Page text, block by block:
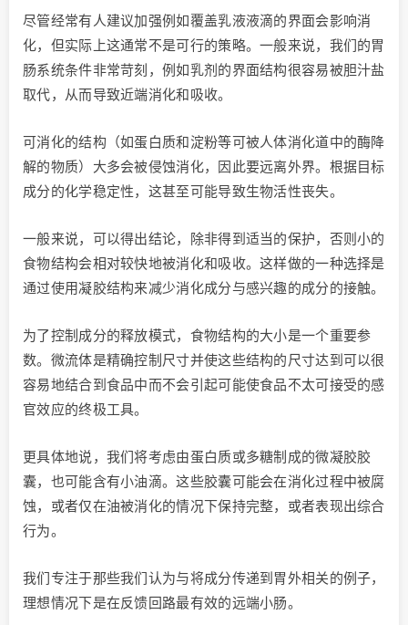
尽管经常有人建议加强例如覆盖乳液液滴的界面会影响消
化，但实际上这通常不是可行的策略。一般来说，我们的胃
肠系统条件非常苛刻，例如乳剂的界面结构很容易被胆汁盐
取代，从而导致近端消化和吸收。
可消化的结构（如蛋白质和淀粉等可被人体消化道中的酶降
解的物质）大多会被侵蚀消化，因此要远离外界。根据目标
成分的化学稳定性，这甚至可能导致生物活性丧失。
一般来说，可以得出结论，除非得到适当的保护，否则小的
食物结构会相对较快地被消化和吸收。这样做的一种选择是
通过使用凝胶结构来减少消化成分与感兴趣的成分的接触。
为了控制成分的释放模式，食物结构的大小是一个重要参
数。微流体是精确控制尺寸并使这些结构的尺寸达到可以很
容易地结合到食品中而不会引起可能使食品不太可接受的感
官效应的终极工具。
更具体地说，我们将考虑由蛋白质或多糖制成的微凝胶胶
囊，也可能含有小油滴。这些胶囊可能会在消化过程中被腐
蚀，或者仅在油被消化的情况下保持完整，或者表现出综合
行为。
我们专注于那些我们认为与将成分传递到胃外相关的例子，
理想情况下是在反馈回路最有效的远端小肠。